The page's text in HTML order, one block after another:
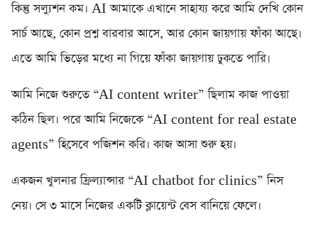
কিন্তু সল্যুশন কম। AI আমাকে এখানে সাহায্য করে আমি দেখি কোন
সার্চ আছে, কোন প্রশ্ন বারবার আসে, আর কোন জায়গায় ফাঁকা আছে।
এতে আমি ভিড়ের মধ্যে না গিয়ে ফাঁকা জায়গায় ঢুকতে পারি।
আমি নিজে শুরুতে “AI content writer” ছিলাম কাজ পাওয়া
কঠিন ছিল। পরে আমি নিজেকে “AI content for real estate
agents” হিসেবে পজিশন করি। কাজ আসা শুরু হয়।
একজন খুলনার ফ্রিল্যান্সার “AI chatbot for clinics” নিস
নেয়। সে ৩ মাসে নিজের একটি ক্লায়েন্ট বেস বানিয়ে ফেলে।